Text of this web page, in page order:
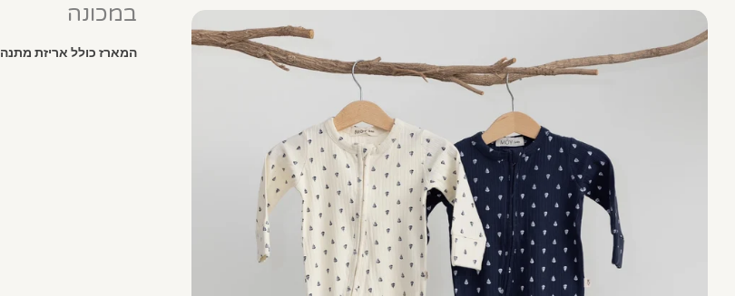
במכונה
המארז כולל אריזת מתנה